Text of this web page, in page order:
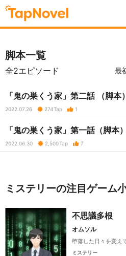
脚本一覧
全2エピソード 最
「鬼の巣くう家」第二話 （脚本）
2022.07.26 274Tap 1
「鬼の巣くう家」第一話（脚本）
2022.06.30 2,500Tap 7
ミステリーの注目ゲーム
不思議多根
オムソル
堕落した日々を変え
ミステリー